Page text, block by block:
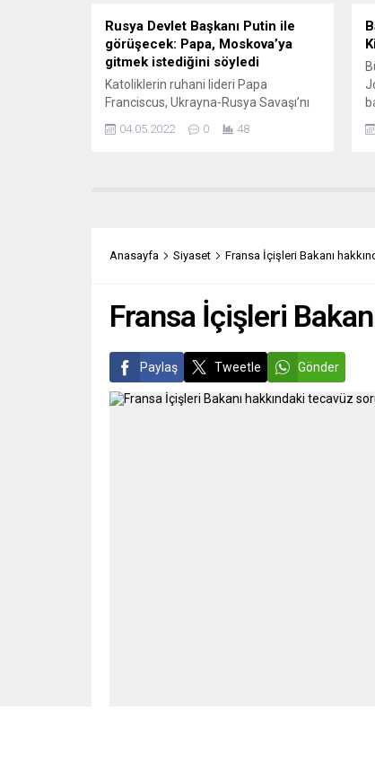
Rusya Devlet Başkanı Putin ile
görüşecek: Papa, Moskova’ya
gitmek istediğini söyledi
Katoliklerin ruhani lideri Papa
Franciscus, Ukrayna-Rusya Savaşı’nı
Devlet Başkanı Vladimir Putin ile
açtığı savaşın ilk gününde Rusya’nın
Vatikan Büyükelçisi’ne gittiğini
04.05.2022 0 48
Anasayfa Siyaset Fransa İçişleri Bakanı
Fransa İçişleri
Paylaş Tweetle Gönder